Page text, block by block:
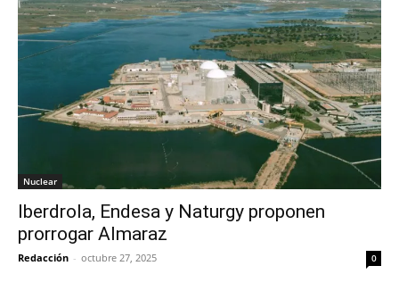
Nuclear
Iberdrola, Endesa y Naturgy proponen
prorrogar Almaraz
Redacción - octubre 27, 2025 0